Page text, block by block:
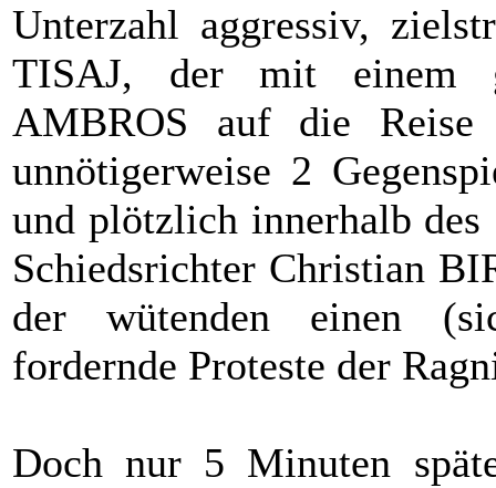
Unterzahl aggressiv,
TISAJ, der mit einem
AMBROS auf die Reise
unnötigerweise 2
und plötzlich innerhalb des
Schiedsrichter Christian
der wütenden einen
fordernde Proteste der
Doch nur 5 Minuten